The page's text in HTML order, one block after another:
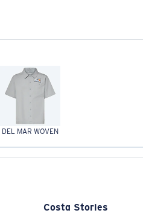
DEL MAR WOVEN
Costa Stories